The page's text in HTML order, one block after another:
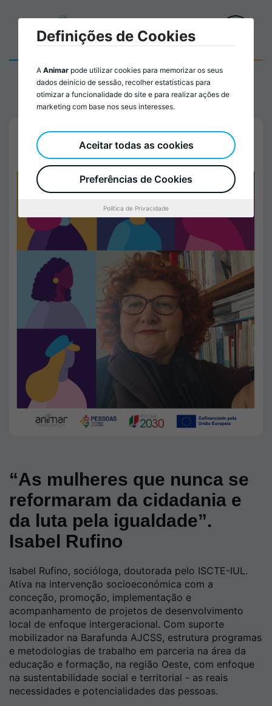
“As mulheres que nunca se
reformaram da cidadania e
da luta pela igualdade”.
Isabel Rufino
Isabel Rufino, socióloga, doutorada pelo ISCTE-IUL.
Ativa na intervenção socioeconómica com a
conceção, promoção, implementação e
acompanhamento de projetos de desenvolvimento
local de enfoque intergeracional. Com suporte
mobilizador na Barafunda AJCSS, estrutura programas
e metodologias de trabalho em parceria na área da
educação e formação, na região Oeste, com enfoque
na sustentabilidade social e territorial - as reais
necessidades e potencialidades das pessoas.
Definições de Cookies
A Animar pode utilizar cookies para memorizar os seus
dados deinício de sessão, recolher estatísticas para
otimizar a funcionalidade do site e para realizar ações de
marketing com base nos seus interesses.
Preferências de Cookies
Aceitar todas as cookies
Política de Privacidade